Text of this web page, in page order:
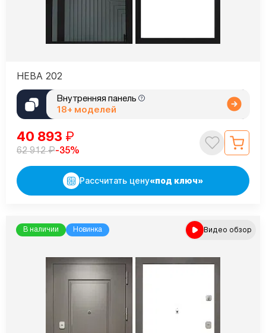
НЕВА 202
Внутренняя панель
18+ моделей
40 893 ₽
62 912₽-35%
Рассчитать цену«под ключ»
В наличии Новинка Видео обзор